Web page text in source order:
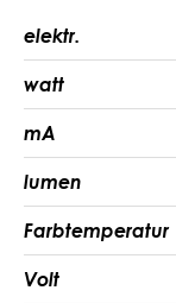
elektr.
watt
mA
lumen
Farbtemperatur
Volt